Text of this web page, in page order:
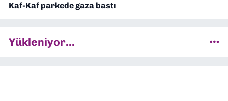
Kaf-Kaf parkede gaza bastı
Yükleniyor...